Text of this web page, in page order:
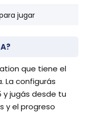
jugar
que tiene el
La configurás
y jugás desde tu
y el progreso